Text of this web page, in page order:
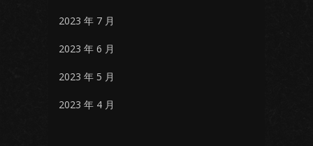
2023 年 7 月
2023 年 6 月
2023 年 5 月
2023 年 4 月